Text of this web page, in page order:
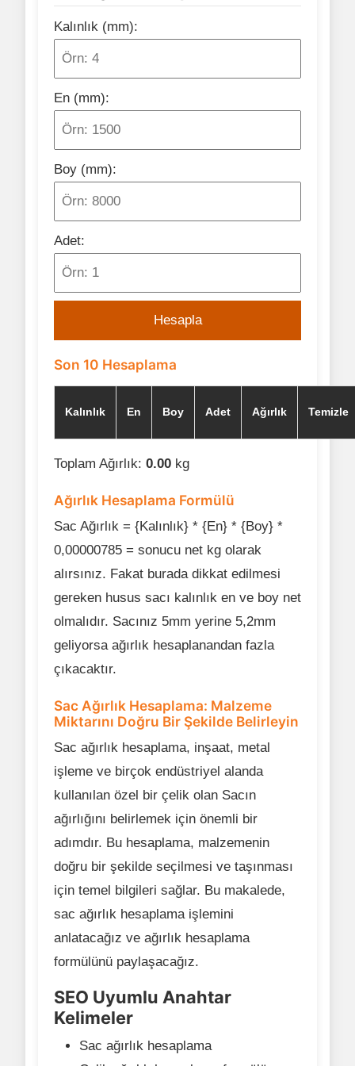
Kalınlık (mm):
En (mm):
Boy (mm):
Adet:
Hesapla
Son 10 Hesaplama
Kalınlık En Boy Adet Ağırlık Temizle
Toplam Ağırlık: 0.00 kg
Ağırlık Hesaplama Formülü
Sac Ağırlık = {Kalınlık} * {En} * {Boy} *
0,00000785 = sonucu net kg olarak
alırsınız. Fakat burada dikkat edilmesi
gereken husus sacı kalınlık en ve boy net
olmalıdır. Sacınız 5mm yerine 5,2mm
geliyorsa ağırlık hesaplanandan fazla
çıkacaktır.
Sac Ağırlık Hesaplama: Malzeme
Miktarını Doğru Bir Şekilde Belirleyin
Sac ağırlık hesaplama, inşaat, metal
işleme ve birçok endüstriyel alanda
kullanılan özel bir çelik olan Sacın
ağırlığını belirlemek için önemli bir
adımdır. Bu hesaplama, malzemenin
doğru bir şekilde seçilmesi ve taşınması
için temel bilgileri sağlar. Bu makalede,
sac ağırlık hesaplama işlemini
anlatacağız ve ağırlık hesaplama
formülünü paylaşacağız.
SEO Uyumlu Anahtar
Kelimeler
Sac ağırlık hesaplama